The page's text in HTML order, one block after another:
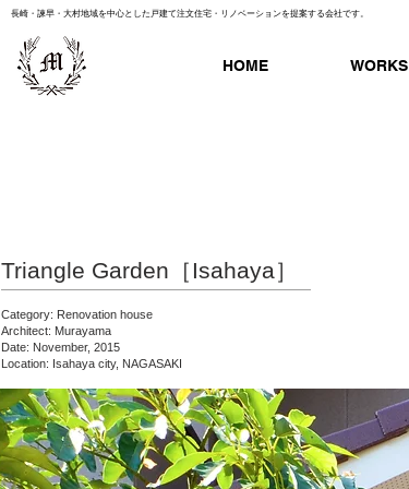
長崎・諫早・大村地域を中心とした戸建て注文住宅・リノベーションを提案する会社です。
HOME WORKS
Triangle Garden［Isahaya］
Category: Renovation house
Architect: Murayama
Date: November, 2015
Location: Isahaya city, NAGASAKI